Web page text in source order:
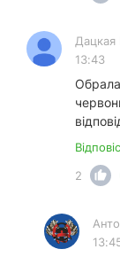
Дацкая
13:43
Обрала
2